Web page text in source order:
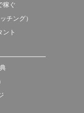
稼ぐ
チング）
ント